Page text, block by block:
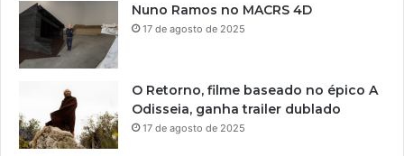
Nuno Ramos no MACRS 4D
17 de agosto de 2025
O Retorno, filme baseado no épico A
Odisseia, ganha trailer dublado
17 de agosto de 2025